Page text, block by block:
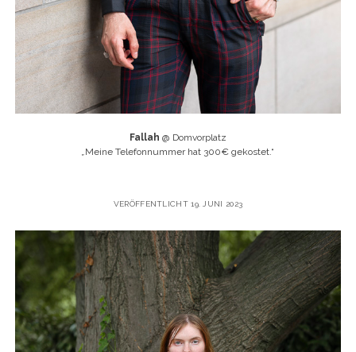
Fallah @ Domvorplatz
Meine Telefonnummer hat 300€ gekostet.“
VERÖFFENTLICHT 19. JUNI 2023